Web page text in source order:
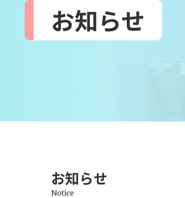
お知らせ
お知らせ
Notice